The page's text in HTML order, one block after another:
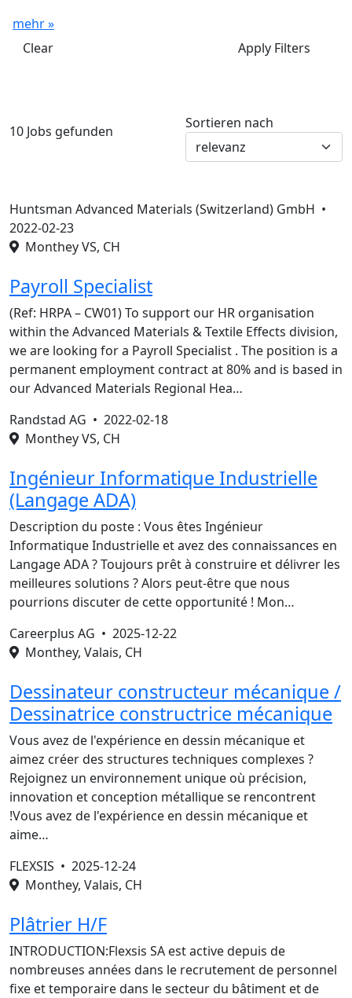
mehr »
Clear
Apply Filters
10 Jobs gefunden Sortieren nach
Huntsman Advanced Materials (Switzerland) GmbH •
2022-02-23
Monthey VS, CH
Payroll Specialist
(Ref: HRPA – CW01) To support our HR organisation
within the Advanced Materials & Textile Effects division,
we are looking for a Payroll Specialist . The position is a
permanent employment contract at 80% and is based in
our Advanced Materials Regional Hea…
Randstad AG • 2022-02-18
Monthey VS, CH
Ingénieur Informatique Industrielle
(Langage ADA)
Description du poste : Vous êtes Ingénieur
Informatique Industrielle et avez des connaissances en
Langage ADA ? Toujours prêt à construire et délivrer les
meilleures solutions ? Alors peut-être que nous
pourrions discuter de cette opportunité ! Mon…
Careerplus AG • 2025-12-22
Monthey, Valais, CH
Dessinateur constructeur mécanique /
Dessinatrice constructrice mécanique
Vous avez de l'expérience en dessin mécanique et
aimez créer des structures techniques complexes ?
Rejoignez un environnement unique où précision,
innovation et conception métallique se rencontrent
!Vous avez de l'expérience en dessin mécanique et
aime…
FLEXSIS • 2025-12-24
Monthey, Valais, CH
Plâtrier H/F
INTRODUCTION:Flexsis SA est active depuis de
nombreuses années dans le recrutement de personnel
fixe et temporaire dans le secteur du bâtiment et de